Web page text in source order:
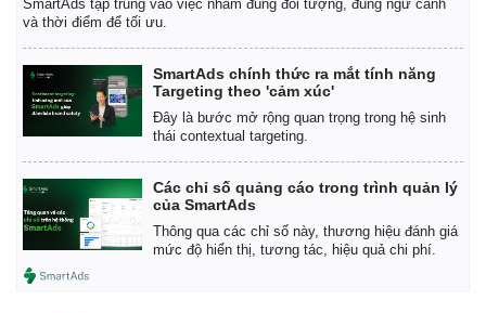
Kinh tế
Bất động sản
Thị trường
SmartAds tập trung vào việc nhắm đúng đối tượng, đúng ngữ cảnh
và thời điểm để tối ưu.
SmartAds chính thức ra mắt tính năng
Targeting theo 'cảm xúc'
Đây là bước mở rộng quan trọng trong hệ sinh
thái contextual targeting.
Các chỉ số quảng cáo trong trình quản lý
của SmartAds
Thông qua các chỉ số này, thương hiệu đánh giá
mức độ hiển thị, tương tác, hiệu quả chi phí.